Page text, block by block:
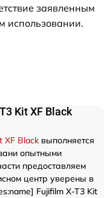
заявленным
использовании.
Kit XF Black
XF Blackвыполняется
опытными
предоставляем
центр уверены в
Fujifilm X-T3 Kit